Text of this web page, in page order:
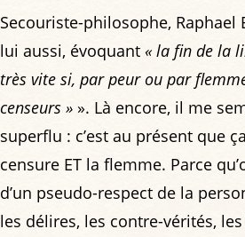
Secouriste-philosophe, Raphael
lui aussi, évoquant « la fin de la
très vite si, par peur ou par
censeurs » ». Là encore, il me
superflu : c’est au présent que
censure ET la flemme. Parce
d’un pseudo-respect de la
les délires, les contre-vérités,